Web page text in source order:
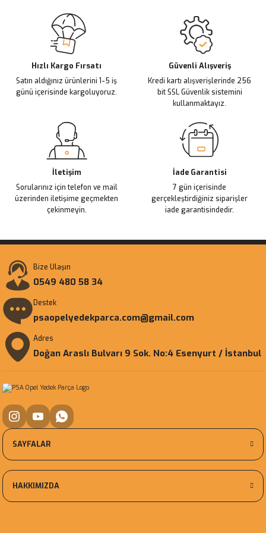
Ürün resmi kalitesiz, bozuk veya görüntülenemiyor.
Ürün açıklamasında eksik bilgiler bulunuyor.
Ürün bilgilerinde hatalar bulunuyor.
Ürün fiyatı diğer sitelerden daha pahalı.
Bu ürüne benzer farklı alternatifler olmalı.
Hızlı Kargo Fırsatı
Satın aldığınız ürünlerini 1-5 iş
günü içerisinde kargoluyoruz.
Güvenli Alışveriş
Kredi kartı alışverişlerinde 256
bit SSL Güvenlik sistemini
kullanmaktayız.
İletişim
Sorularınız için telefon ve mail
üzerinden iletişime geçmekten
çekinmeyin.
İade Garantisi
7 gün içerisinde
gerçekleştirdiğiniz siparişler
iade garantisindedir.
Bize Ulaşın
0549 480 58 34
Destek
psaopelyedekparca.com@gmail.com
Adres
Doğan Araslı Bulvarı 9 Sok. No:4 Esenyurt / İstanbul
SAYFALAR
HAKKIMIZDA